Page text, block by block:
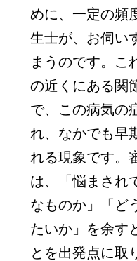
めに、一定の頻
生士が、お伺い
まうのです。こ
の近くにある関
で、この病気の
れ、なかでも早
れる現象です。
は、「悩まされ
なものか」「ど
たいか」を余す
とを出発点に取